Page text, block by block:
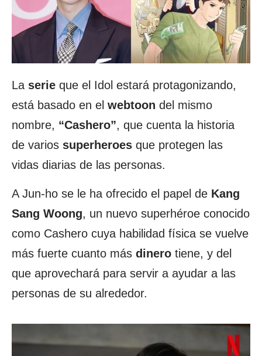
La serie que el Idol estará protagonizando,
está basado en el webtoon del mismo
nombre, “Cashero”, que cuenta la historia
de varios superheroes que protegen las
vidas diarias de las personas.
A Jun-ho se le ha ofrecido el papel de Kang
Sang Woong, un nuevo superhéroe conocido
como Cashero cuya habilidad física se vuelve
más fuerte cuanto más dinero tiene, y del
que aprovechará para servir a ayudar a las
personas de su alrededor.